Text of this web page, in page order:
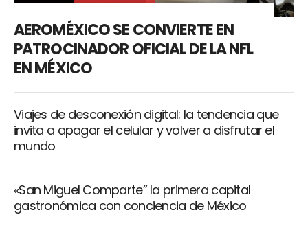
AEROMÉXICO SE CONVIERTE EN
PATROCINADOR OFICIAL DE LA NFL
EN MÉXICO
Viajes de desconexión digital: la tendencia que
invita a apagar el celular y volver a disfrutar el
mundo
«San Miguel Comparte” la primera capital
gastronómica con conciencia de México